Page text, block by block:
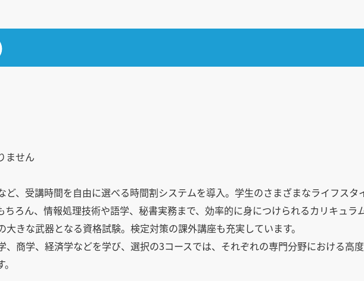
ません
ど、受講時間を自由に選べる時間割システムを導入。学生のさまざまなライフス
ちろん、情報処理技術や語学、秘書実務まで、効率的に身につけられるカリキュ
きな武器となる資格試験。検定対策の課外講座も充実しています。
、商学、経済学などを学び、選択の3コースでは、それぞれの専門分野における高